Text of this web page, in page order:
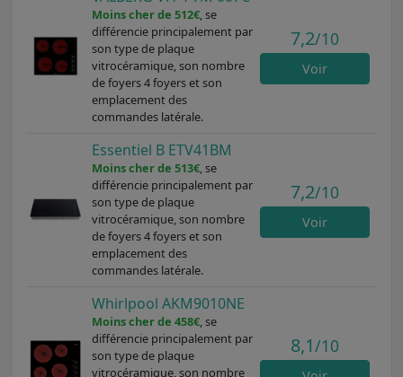
Moins cher de 512€, se
différencie principalement par
son type de plaque
vitrocéramique, son nombre
de foyers 4 foyers et son
emplacement des
commandes latérale.
7,2/10
Voir
Essentiel B ETV41BM
Moins cher de 513€, se
différencie principalement par
son type de plaque
vitrocéramique, son nombre
de foyers 4 foyers et son
emplacement des
commandes latérale.
7,2/10
Voir
Whirlpool AKM9010NE
Moins cher de 458€, se
différencie principalement par
son type de plaque
vitrocéramique, son nombre
8,1/10